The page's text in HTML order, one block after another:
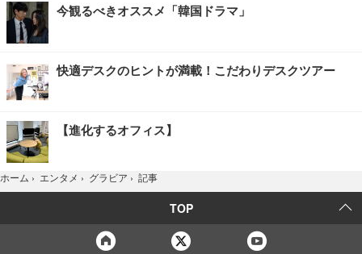
今観るべきオススメ「韓国ドラマ」
快適デスクのヒントが満載！こだわりデスクツアー
【進化するオフィス】
ホーム › エンタメ › グラビア › 記事
TOP